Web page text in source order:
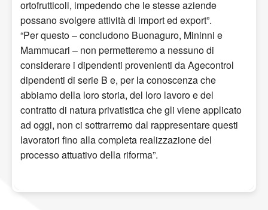
ortofrutticoli, impedendo che le stesse aziende
possano svolgere attività di import ed export”.
“Per questo – concludono Buonaguro, Mininni e
Mammucari – non permetteremo a nessuno di
considerare i dipendenti provenienti da Agecontrol
dipendenti di serie B e, per la conoscenza che
abbiamo della loro storia, del loro lavoro e del
contratto di natura privatistica che gli viene applicato
ad oggi, non ci sottrarremo dal rappresentare questi
lavoratori fino alla completa realizzazione del
processo attuativo della riforma”.